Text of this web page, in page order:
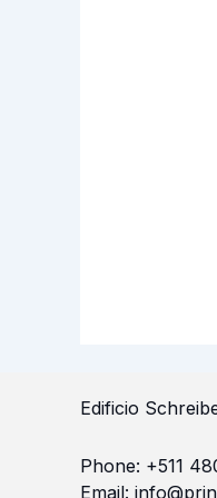
Edificio
Phone: +511
Email: